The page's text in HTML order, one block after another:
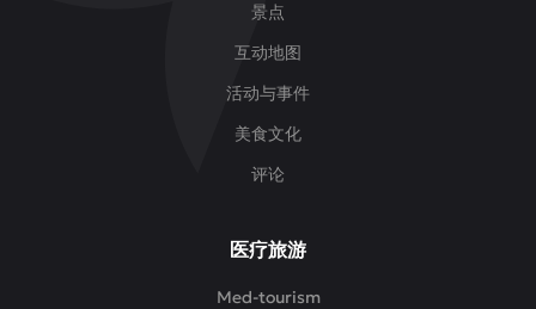
景点
互动地图
活动与事件
美食文化
评论
医疗旅游
Med-tourism